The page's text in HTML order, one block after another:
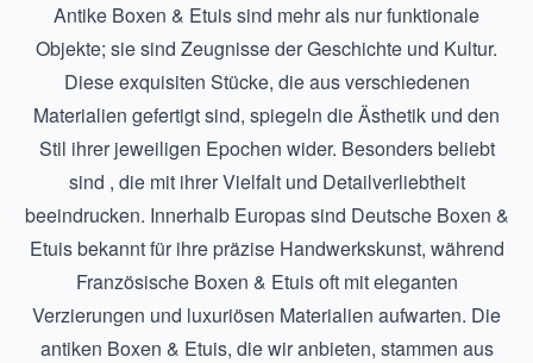
Antike Boxen & Etuis sind mehr als nur funktionale
Objekte; sie sind Zeugnisse der Geschichte und Kultur.
Diese exquisiten Stücke, die aus verschiedenen
Materialien gefertigt sind, spiegeln die Ästhetik und den
Stil ihrer jeweiligen Epochen wider. Besonders beliebt
sind , die mit ihrer Vielfalt und Detailverliebtheit
beeindrucken. Innerhalb Europas sind Deutsche Boxen &
Etuisbekannt für ihre präzise Handwerkskunst, während
Französische Boxen & Etuisoft mit eleganten
Verzierungen und luxuriösen Materialien aufwarten. Die
antiken Boxen & Etuis, die wir anbieten, stammen aus